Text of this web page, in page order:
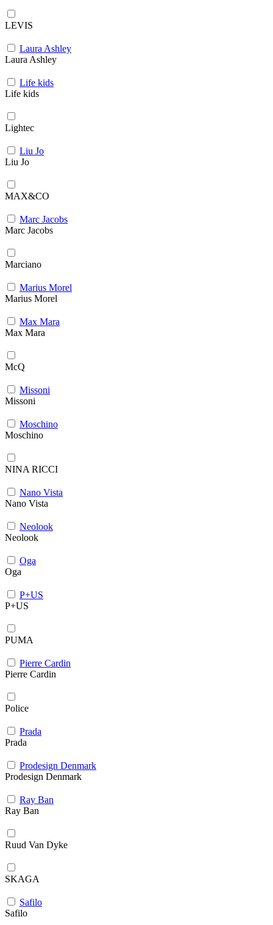
LEVIS
Laura Ashley
Laura Ashley
Life kids
Life kids
Lightec
Liu Jo
Liu Jo
MAX&CO
Marc Jacobs
Marc Jacobs
Marciano
Marius Morel
Marius Morel
Max Mara
Max Mara
McQ
Missoni
Missoni
Moschino
Moschino
NINA RICCI
Nano Vista
Nano Vista
Neolook
Neolook
Oga
Oga
P+US
P+US
PUMA
Pierre Cardin
Pierre Cardin
Police
Prada
Prada
Prodesign Denmark
Prodesign Denmark
Ray Ban
Ray Ban
Ruud Van Dyke
SKAGA
Safilo
Safilo